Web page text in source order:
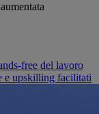
free del lavoro
e upskilling facilitati